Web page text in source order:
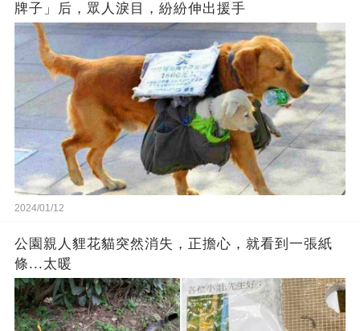
牌子」后，眾人淚目，紛紛伸出援手
2024/01/12
公園親人貍花貓突然消失，正擔心，就看到一張紙
條...太暖